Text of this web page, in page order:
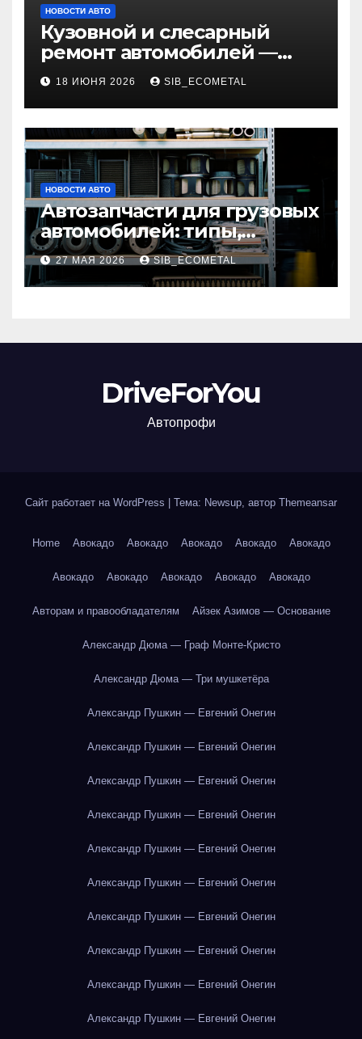
НОВОСТИ АВТО
Кузовной и слесарный
ремонт автомобилей —
наличие оригинальных
запчастей и типичные
сроки выполнения работ
18 ИЮНЯ 2026 SIB_ECOMETAL
НОВОСТИ АВТО
Автозапчасти для грузовых
автомобилей: типы,
совместимость и критерии
подбора
27 МАЯ 2026 SIB_ECOMETAL
DriveForYou
Автопрофи
Сайт работает на WordPress Тема: Newsup, автор Themeansar
Home Авокадо Авокадо Авокадо Авокадо Авокадо
Авокадо Авокадо Авокадо Авокадо Авокадо
Авторам и правообладателям Айзек Азимов — Основание
Александр Дюма — Граф Монте-Кристо
Александр Дюма — Три мушкетёра
Александр Пушкин — Евгений Онегин
Александр Пушкин — Евгений Онегин
Александр Пушкин — Евгений Онегин
Александр Пушкин — Евгений Онегин
Александр Пушкин — Евгений Онегин
Александр Пушкин — Евгений Онегин
Александр Пушкин — Евгений Онегин
Александр Пушкин — Евгений Онегин
Александр Пушкин — Евгений Онегин
Александр Пушкин — Евгений Онегин